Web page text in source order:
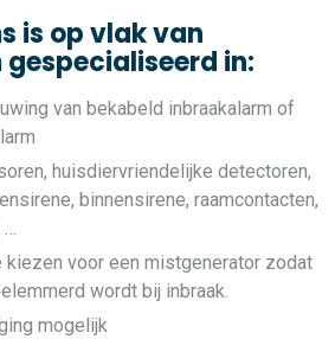
is op vlak van
in:
van bekabeld inbraakalarm of
huisdiervriendelijke detectoren,
binnensirene, raamcontacten,
…
kiezen voor een mistgenerator zodat
wordt bij inbraak.
mogelijk